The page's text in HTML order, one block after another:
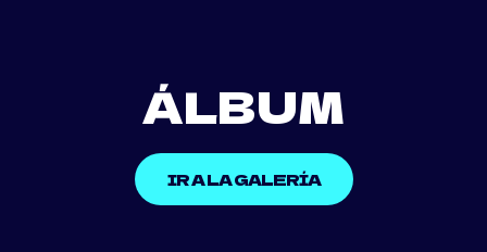
ÁLBUM
IR A LA GALERÍA